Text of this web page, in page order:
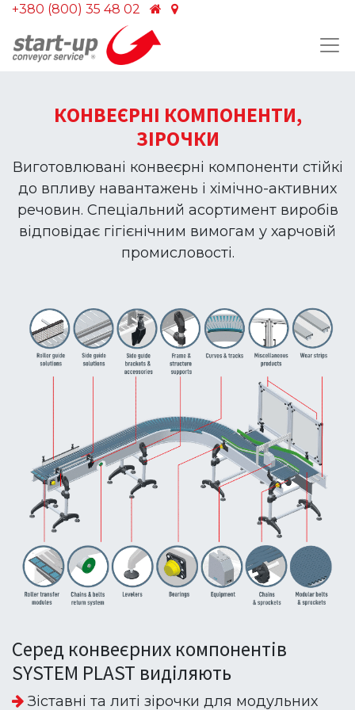
+380 (800) 35 48 02
КОНВЕЄРНІ КОМПОНЕНТИ,
ЗІРОЧКИ
Виготовлювані конвеєрні компоненти стійкі
до впливу навантажень і хімічно-активних
речовин. Спеціальний асортимент виробів
відповідає гігієнічним вимогам у харчовій
промисловості.
Серед конвеєрних компонентів
SYSTEM PLAST виділяють
Зіставні та литі зірочки для модульних